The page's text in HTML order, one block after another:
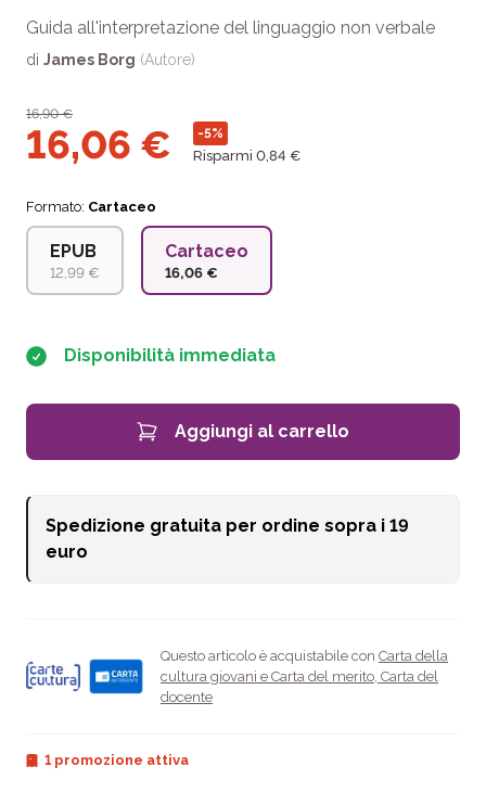
Guida all'interpretazione del linguaggio non verbale
di James Borg (Autore)
16,90€
16,06 € -5%
Risparmi 0,84 €
Formato: Cartaceo
EPUB
12,99 €
Cartaceo
16,06 €
Disponibilità immediata
Aggiungi al carrello
Spedizione gratuita per ordine sopra i 19
euro
Questo articolo è acquistabile con Carta della
cultura giovani e Carta del merito, Carta del
docente
1 promozione attiva